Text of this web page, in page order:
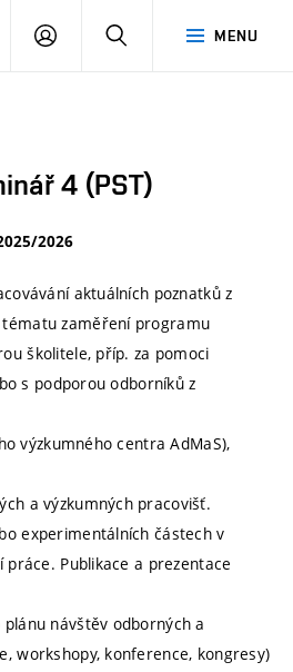
MENU
PŘIHLÁSIT
4 (PST)
2026
aktuálních poznatků z
zaměření programu
školitele, příp. za pomoci
s podporou odborníků z
výzkumného centra AdMaS),
a výzkumných pracovišť.
experimentálních částech v
Publikace a prezentace
návštěv odborných a
workshopy, konference, kongresy)